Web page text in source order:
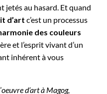
jetés au hasard. Et quand
d’art c’est un processus
des couleurs
et l’esprit vivant d’un
inhérent à vous
oeuvre d’art à Magog,